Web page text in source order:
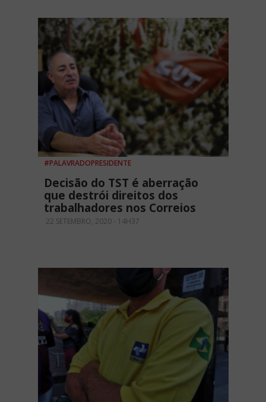
#PALAVRADOPRESIDENTE
Decisão do TST é aberração
que destrói direitos dos
trabalhadores nos Correios
22 SETEMBRO, 2020 - 14H37